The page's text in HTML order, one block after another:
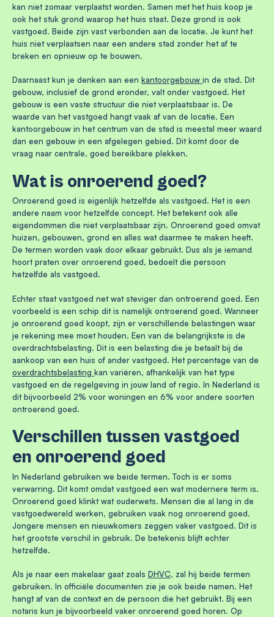
kan niet zomaar verplaatst worden. Samen met het huis koop je
ook het stuk grond waarop het huis staat. Deze grond is ook
vastgoed. Beide zijn vast verbonden aan de locatie. Je kunt het
huis niet verplaatsen naar een andere stad zonder het af te
breken en opnieuw op te bouwen.
Daarnaast kun je denken aan een kantoorgebouw in de stad. Dit
gebouw, inclusief de grond eronder, valt onder vastgoed. Het
gebouw is een vaste structuur die niet verplaatsbaar is. De
waarde van het vastgoed hangt vaak af van de locatie. Een
kantoorgebouw in het centrum van de stad is meestal meer waard
dan een gebouw in een afgelegen gebied. Dit komt door de
vraag naar centrale, goed bereikbare plekken.
Wat is onroerend goed?
Onroerend goed is eigenlijk hetzelfde als vastgoed. Het is een
andere naam voor hetzelfde concept. Het betekent ook alle
eigendommen die niet verplaatsbaar zijn. Onroerend goed omvat
huizen, gebouwen, grond en alles wat daarmee te maken heeft.
De termen worden vaak door elkaar gebruikt. Dus als je iemand
hoort praten over onroerend goed, bedoelt die persoon
hetzelfde als vastgoed.
Echter staat vastgoed net wat steviger dan ontroerend goed. Een
voorbeeld is een schip dit is namelijk ontroerend goed. Wanneer
je onroerend goed koopt, zijn er verschillende belastingen waar
je rekening mee moet houden. Een van de belangrijkste is de
overdrachtsbelasting. Dit is een belasting die je betaalt bij de
aankoop van een huis of ander vastgoed. Het percentage van de
overdrachtsbelasting kan variëren, afhankelijk van het type
vastgoed en de regelgeving in jouw land of regio. In Nederland is
dit bijvoorbeeld 2% voor woningen en 6% voor andere soorten
ontroerend goed.
Verschillen tussen vastgoed
en onroerend goed
In Nederland gebruiken we beide termen. Toch is er soms
verwarring. Dit komt omdat vastgoed een wat modernere term is.
Onroerend goed klinkt wat ouderwets. Mensen die al lang in de
vastgoedwereld werken, gebruiken vaak nog onroerend goed.
Jongere mensen en nieuwkomers zeggen vaker vastgoed. Dit is
het grootste verschil in gebruik. De betekenis blijft echter
hetzelfde.
Als je naar een makelaar gaat zoals DHVC, zal hij beide termen
gebruiken. In officiële documenten zie je ook beide namen. Het
hangt af van de context en de persoon die het gebruikt. Bij een
notaris kun je bijvoorbeeld vaker onroerend goed horen. Op